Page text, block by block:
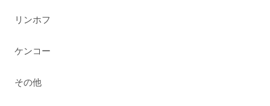
リンホフ
ケンコー
その他